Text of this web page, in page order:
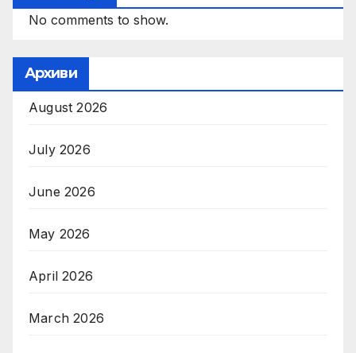
No comments to show.
Архиви
August 2026
July 2026
June 2026
May 2026
April 2026
March 2026